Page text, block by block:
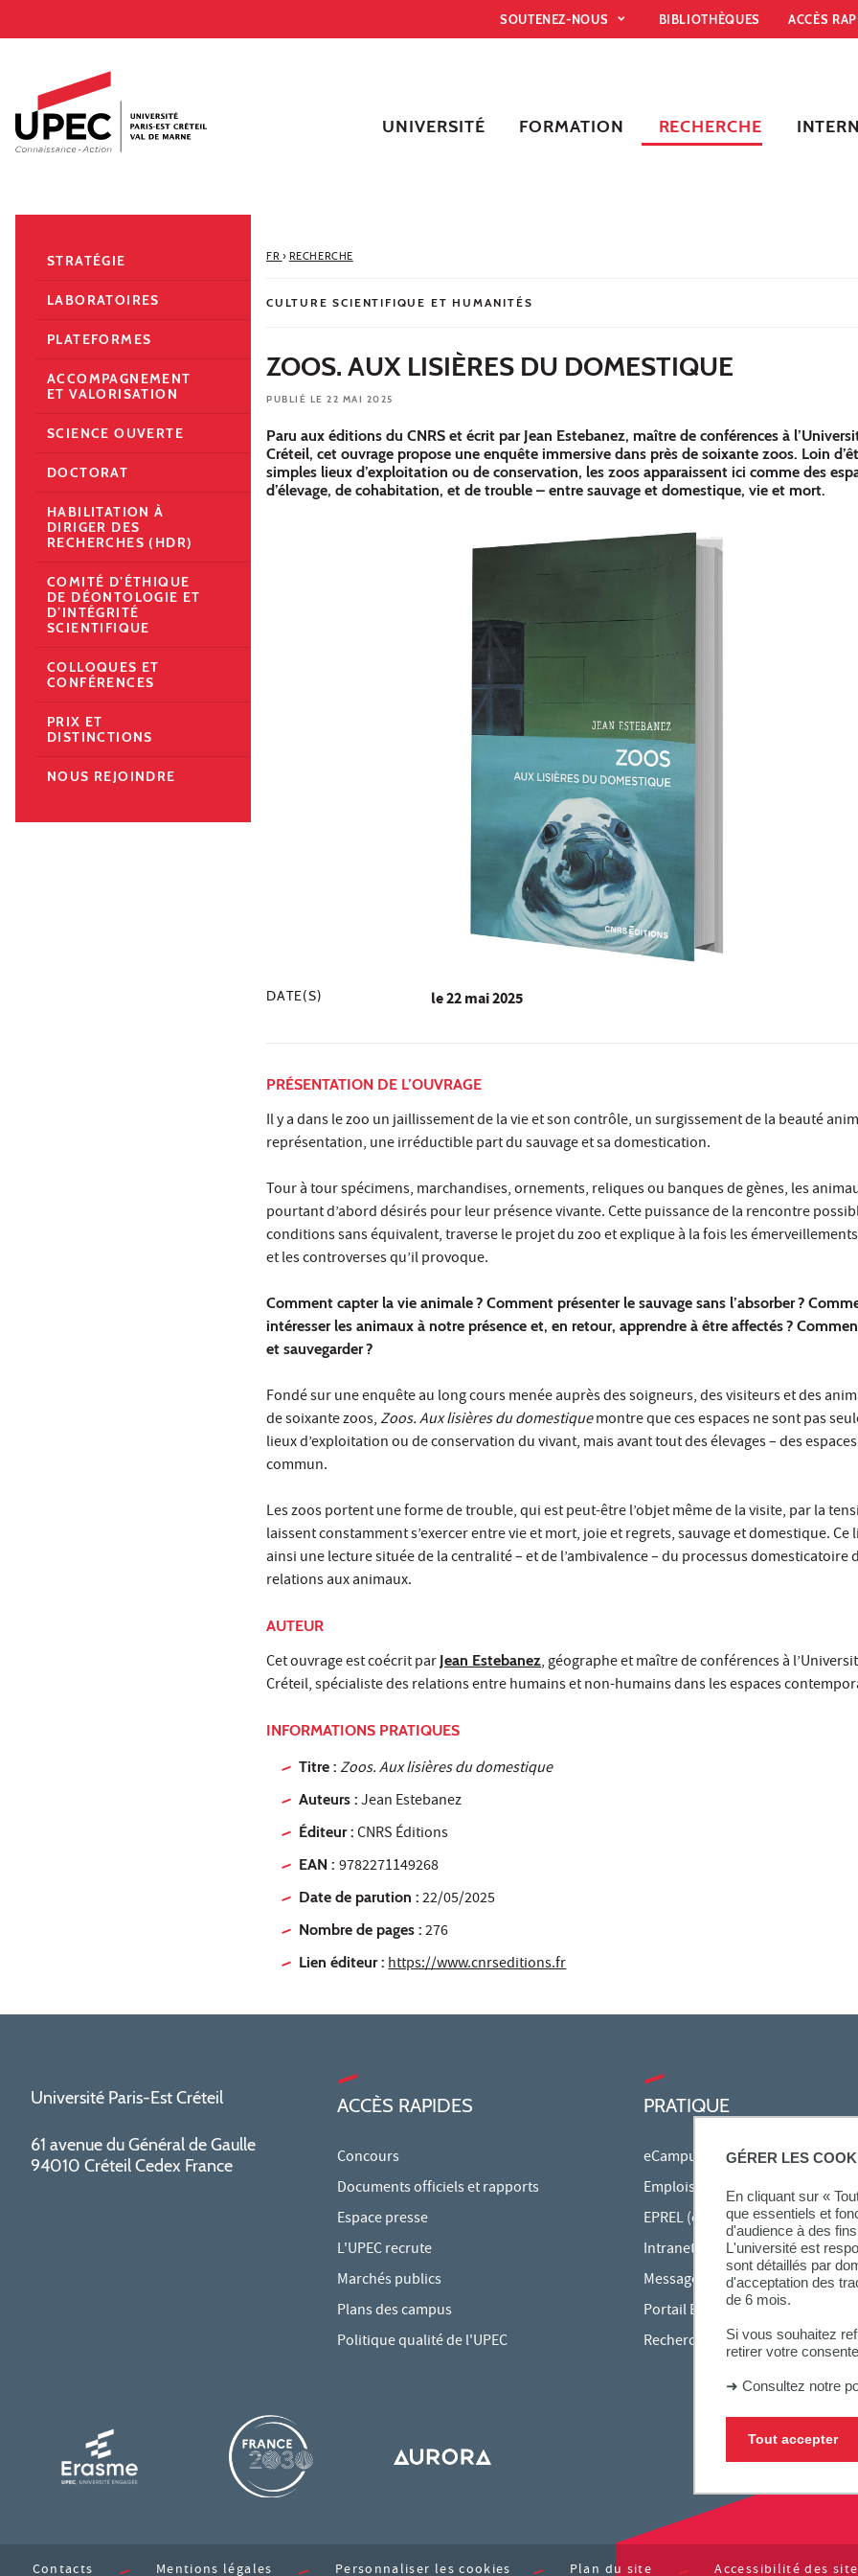
GÉRER LES
En cliquant sur «
que essentiels et
d'audience à des
L'université est
sont détaillés par
d'acceptation des
de 6 mois.
Si vous souhaitez
retirer votre
➜ Consultez notre
Tout accepter
Accès directs
Recherche
Navigation secondaire
SOUTENEZ-NOUS BIBLIOTHÈQUES ACCÈS
UNIVERSITÉ FORMATION RECHERCHE
FR › RECHERCHE
CULTURE SCIENTIFIQUE ET HUMANITÉS
ZOOS. AUX LISIÈRES DU DOMESTIQUE
PUBLIÉ LE 22 MAI 2025
Paru aux éditions du CNRS et écrit par Jean Estebanez, maître de conférences à
Créteil, cet ouvrage propose une enquête immersive dans près de soixante zoos. Loin
simples lieux d’exploitation ou de conservation, les zoos apparaissent ici comme des
d’élevage, de cohabitation, et de trouble – entre sauvage et domestique, vie et mort.
DATE(S) le22 mai 2025
PRÉSENTATION DE L’OUVRAGE
Il y a dans le zoo un jaillissement de la vie et son contrôle, un surgissement de la beauté
représentation, une irréductible part du sauvage et sa domestication.
Tour à tour spécimens, marchandises, ornements, reliques ou banques de gènes, les
pourtant d’abord désirés pour leur présence vivante. Cette puissance de la rencontre
conditions sans équivalent, traverse le projet du zoo et explique à la fois les
et les controverses qu’il provoque.
Comment capter la vie animale ? Comment présenter le sauvage sans l’absorber ?
intéresser les animaux à notre présence et, en retour, apprendre à être affectés ?
et sauvegarder ?
Fondé sur une enquête au long cours menée auprès des soigneurs, des visiteurs et des
de soixante zoos,Zoos. Aux lisières du domestiquemontre que ces espaces ne sont pas
lieux d’exploitation ou de conservation du vivant, mais avant tout des élevages – des
commun.
Les zoos portent une forme de trouble, qui est peut-être l’objet même de la visite, par la
laissent constamment s’exercer entre vie et mort, joie et regrets, sauvage et domestique. Ce
ainsi une lecture située de la centralité – et de l’ambivalence – du processus domesticatoire
relations aux animaux.
AUTEUR
Cet ouvrage est coécrit par Jean Estebanez, géographe et maître de conférences à
Créteil, spécialiste des relations entre humains et non-humains dans les espaces
INFORMATIONS PRATIQUES
Titre : Zoos. Aux lisières du domestique
Auteurs : Jean Estebanez
Éditeur : CNRS Éditions
EAN :9782271149268
Date de parution : 22/05/2025
Nombre de pages : 276
Lien éditeur : https://www.cnrseditions.fr
STRATÉGIE
LABORATOIRES
PLATEFORMES
ACCOMPAGNEMENT
ET VALORISATION
SCIENCE OUVERTE
DOCTORAT
HABILITATION À
DIRIGER DES
RECHERCHES (HDR)
COMITÉ D’ÉTHIQUE
DE DÉONTOLOGIE ET
D’INTÉGRITÉ
SCIENTIFIQUE
COLLOQUES ET
CONFÉRENCES
PRIX ET
DISTINCTIONS
NOUS REJOINDRE
Université Paris-Est Créteil
61 avenue du Général de Gaulle
94010 Créteil Cedex France
ACCÈS RAPIDES
Concours
Documents officiels et rapports
Espace presse
L'UPEC recrute
Marchés publics
Plans des campus
Politique qualité de l'UPEC
PRATIQUE
eCampus
Emplois du temps en ligne
EPREL (cours en ligne)
Intranet des personnels
Messagerie étudiante
Portail Bu Athéna
Rechercher une formation
Contacts Mentions légales Personnaliser les cookies Plan du site Accessibilité des